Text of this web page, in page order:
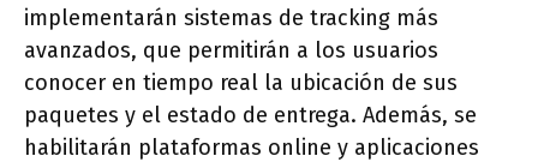
implementarán sistemas de tracking más
avanzados, que permitirán a los usuarios
conocer en tiempo real la ubicación de sus
paquetes y el estado de entrega. Además, se
habilitarán plataformas online y aplicaciones